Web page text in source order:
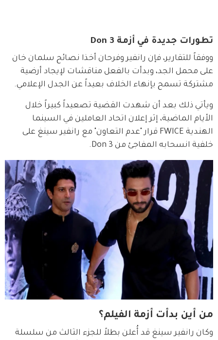
تطورات جديدة في أزمة Don 3
ووفقاً للتقارير، فإن رانفير وفرحان أخذا نصائح سلمان خان
على محمل الجد، وبدأت بالفعل مناقشات لإيجاد أرضية
مشتركة تسمح بإنهاء الخلاف بعيداً عن الجدل الإعلامي.
ويأتي ذلك بعد أن شهدت القضية تصعيداً كبيراً خلال
الأيام الماضية، إثر إعلان اتحاد العاملين في السينما
الهندية FWICE قرار "عدم التعاون" مع رانفير سينغ على
خلفية انسحابه المفاجئ من Don 3.
من أين بدأت أزمة الفيلم؟
وكان رانفير سينغ قد أُعلن بطلاً للجزء الثالث من سلسلة